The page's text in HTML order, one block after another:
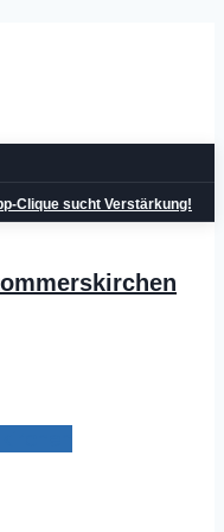
Clique sucht Verstärkung!